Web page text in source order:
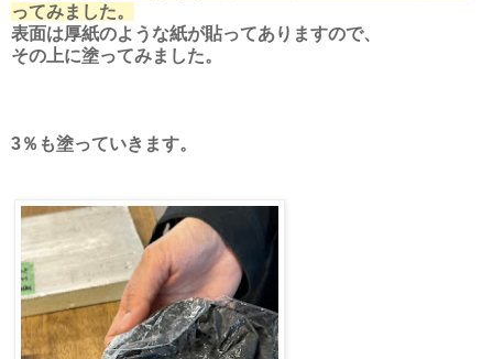
ってみました。
表面は厚紙のような紙が貼ってありますので、
その上に塗ってみました。
3％も塗っていきます。